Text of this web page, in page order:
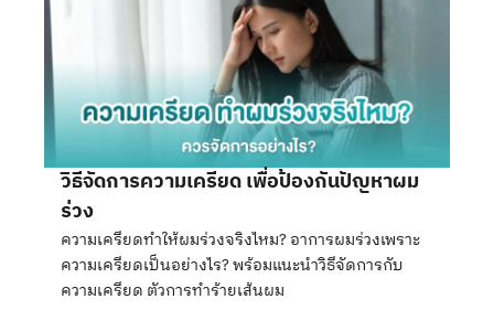
วิธีจัดการความเครียด เพื่อป้องกันปัญหาผม
ร่วง
ความเครียดทำให้ผมร่วงจริงไหม? อาการผมร่วงเพราะ
ความเครียดเป็นอย่างไร? พร้อมแนะนำวิธีจัดการกับ
ความเครียด ตัวการทำร้ายเส้นผม